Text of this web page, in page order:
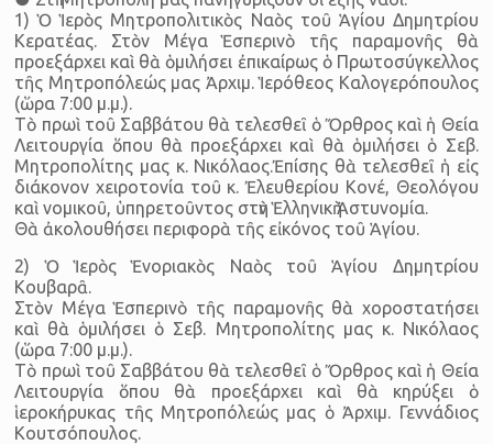
1) Ὁ Ἱερὸς Μητροπολιτικὸς Ναὸς τοῦ Ἁγίου Δημητρίου
Κερατέας. Στὸν Μέγα Ἑσπερινὸ τῆς παραμονῆς θὰ
προεξάρχει καὶ θὰ ὁμιλήσει ἐπικαίρως ὁ Πρωτοσύγκελλος
τῆς Μητροπόλεώς μας Ἀρχιμ. Ἱερόθεος Καλογερόπουλος
(ὥρα 7:00 μ.μ.).
Τὸ πρωὶ τοῦ Σαββάτου θὰ τελεσθεῖ ὁ Ὄρθρος καὶ ἡ Θεία
Λειτουργία ὅπου θὰ προεξάρχει καὶ θὰ ὁμιλήσει ὁ Σεβ.
Μητροπολίτης μας κ. Νικόλαος.Ἐπίσης θὰ τελεσθεῖ ἡ εἰς
διάκονον χειροτονία τοῦ κ. Ἐλευθερίου Κονέ, Θεολόγου
καὶ νομικοῦ, ὑπηρετοῦντος στὴν Ἑλληνικὴ Ἀστυνομία.
Θὰ ἀκολουθήσει περιφορὰ τῆς εἰκόνος τοῦ Ἁγίου.
2) Ὁ Ἱερὸς Ἑνοριακὸς Ναὸς τοῦ Ἁγίου Δημητρίου
Κουβαρᾶ.
Στὸν Μέγα Ἑσπερινὸ τῆς παραμονῆς θὰ χοροστατήσει
καὶ θὰ ὁμιλήσει ὁ Σεβ. Μητροπολίτης μας κ. Νικόλαος
(ὥρα 7:00 μ.μ.).
Τὸ πρωὶ τοῦ Σαββάτου θὰ τελεσθεῖ ὁ Ὄρθρος καὶ ἡ Θεία
Λειτουργία ὅπου θὰ προεξάρχει καὶ θὰ κηρύξει ὁ
ἱεροκήρυκας τῆς Μητροπόλεώς μας ὁ Ἀρχιμ. Γεννάδιος
Κουτσόπουλος.